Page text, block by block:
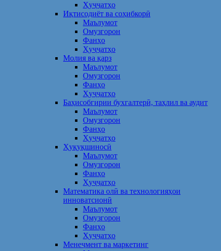
Ҳуҷҷатҳо
Иқтисодиёт ва соҳибкорӣ
Маълумот
Омузгорон
Фанҳо
Ҳуҷҷатҳо
Молия ва қарз
Маълумот
Омузгорон
Фанҳо
Ҳуҷҷатҳо
Баҳисобгирии бухгалтерӣ, таҳлил ва аудит
Маълумот
Омузгорон
Фанҳо
Ҳуҷҷатҳо
Ҳуқуқшиносӣ
Маълумот
Омузгорон
Фанҳо
Ҳуҷҷатҳо
Математика олӣ ва технологияҳои
инноватсионӣ
Маълумот
Омузгорон
Фанҳо
Ҳуҷҷатҳо
Менеҷмент ва маркетинг